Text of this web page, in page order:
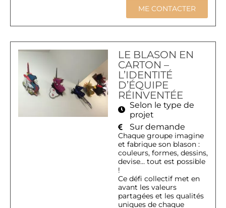
ME CONTACTER
LE BLASON EN
CARTON –
L’IDENTITÉ
D’ÉQUIPE
RÉINVENTÉE
Selon le type de
projet
Sur demande
Chaque groupe imagine
et fabrique son blason :
couleurs, formes, dessins,
devise… tout est possible
!
Ce défi collectif met en
avant les valeurs
partagées et les qualités
uniques de chaque